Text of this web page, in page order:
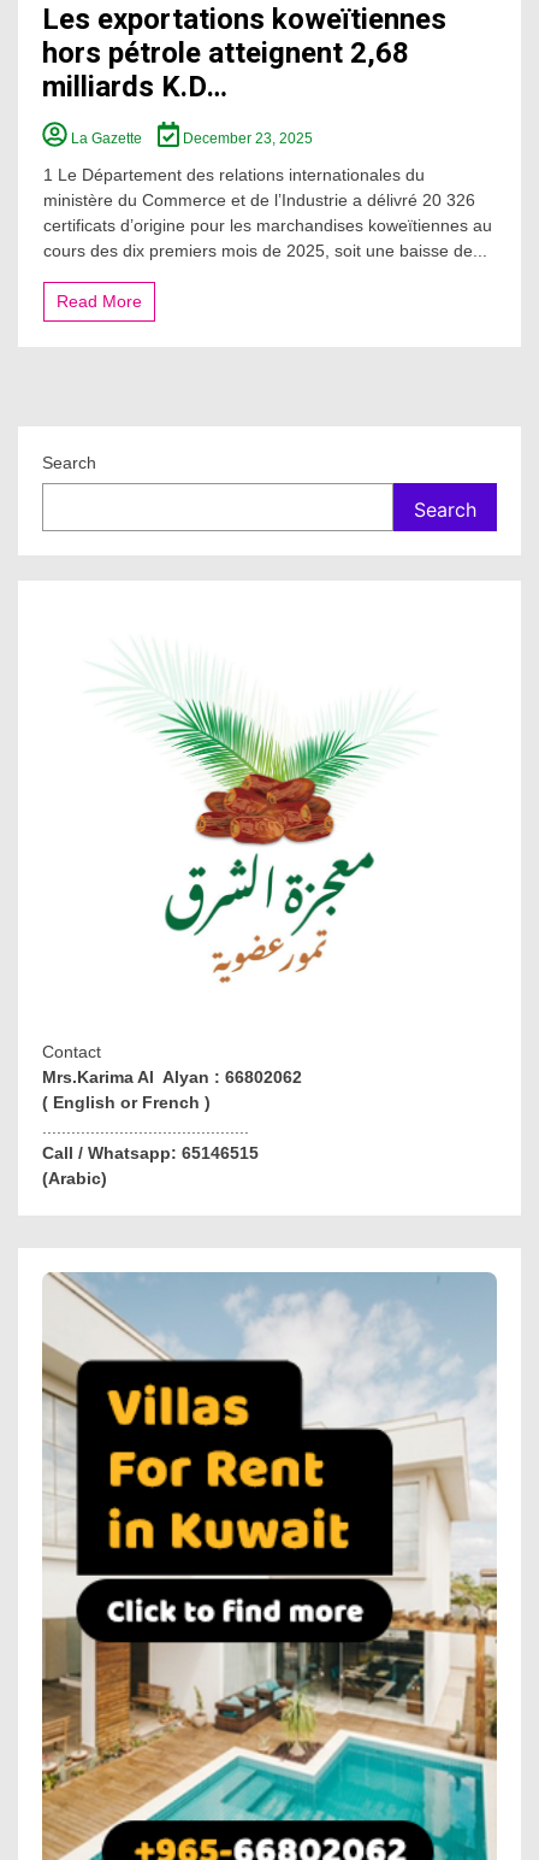
Les exportations koweïtiennes
hors pétrole atteignent 2,68
milliards K.D…
La Gazette December 23, 2025
1 Le Département des relations internationales du
ministère du Commerce et de l’Industrie a délivré 20 326
certificats d’origine pour les marchandises koweïtiennes au
cours des dix premiers mois de 2025, soit une baisse de...
Read More
Search
Search
Contact
Mrs.Karima Al Alyan : 66802062
( English or French )
Call / Whatsapp: 65146515
(Arabic)